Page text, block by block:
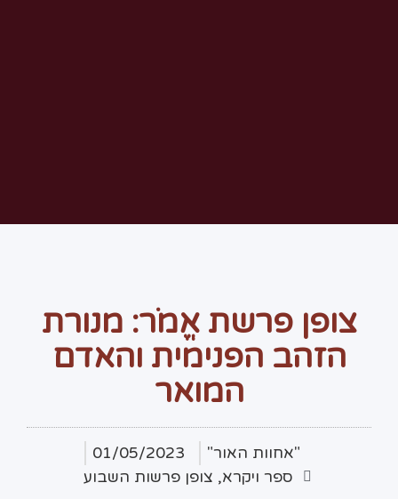
צופן פרשת אֱמֹר: מנורת
הזהב הפנימית והאדם
המואר
"אחוות האור"
01/05/2023
ספר ויקרא, צופן פרשות השבוע